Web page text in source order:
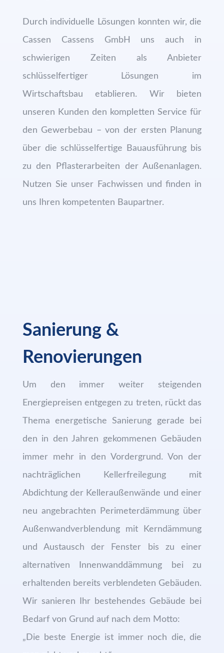
Durch individuelle Lösungen konnten wir, die
Cassen Cassens GmbH uns auch in
schwierigen Zeiten als Anbieter
schlüsselfertiger Lösungen im
Wirtschaftsbau etablieren. Wir bieten
unseren Kunden den kompletten Service für
den Gewerbebau – von der ersten Planung
über die schlüsselfertige Bauausführung bis
zu den Pflasterarbeiten der Außenanlagen.
Nutzen Sie unser Fachwissen und finden in
uns Ihren kompetenten Baupartner.
Sanierung &
Renovierungen
Um den immer weiter steigenden
Energiepreisen entgegen zu treten, rückt das
Thema energetische Sanierung gerade bei
den in den Jahren gekommenen Gebäuden
immer mehr in den Vordergrund. Von der
nachträglichen Kellerfreilegung mit
Abdichtung der Kelleraußenwände und einer
neu angebrachten Perimeterdämmung über
Außenwandverblendung mit Kerndämmung
und Austausch der Fenster bis zu einer
alternativen Innenwanddämmung bei zu
erhaltenden bereits verblendeten Gebäuden.
Wir sanieren Ihr bestehendes Gebäude bei
Bedarf von Grund auf nach dem Motto:
„Die beste Energie ist immer noch die, die